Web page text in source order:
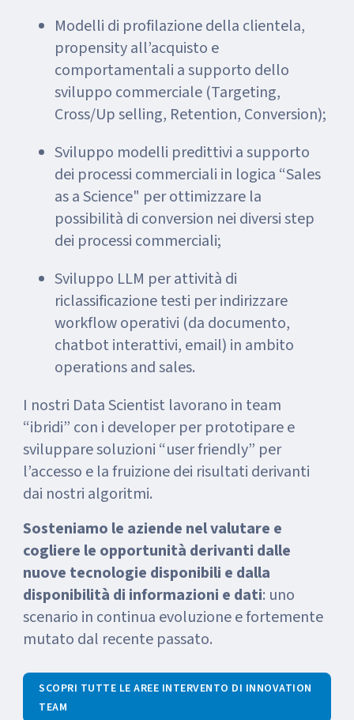
Modelli di profilazione della clientela,
propensity all’acquisto e
comportamentali a supporto dello
sviluppo commerciale (Targeting,
Cross/Up selling, Retention, Conversion);
Sviluppo modelli predittivi a supporto
dei processi commerciali in logica “Sales
as a Science" per ottimizzare la
possibilità di conversion nei diversi step
dei processi commerciali;
Sviluppo LLM per attività di
riclassificazione testi per indirizzare
workflow operativi (da documento,
chatbot interattivi, email) in ambito
operations and sales.
I nostri Data Scientist lavorano in team
“ibridi” con i developer per prototipare e
sviluppare soluzioni “user friendly” per
l’accesso e la fruizione dei risultati derivanti
dai nostri algoritmi.
Sosteniamo le aziende nel valutare e
cogliere le opportunità derivanti dalle
nuove tecnologie disponibili e dalla
disponibilità di informazioni e dati: uno
scenario in continua evoluzione e fortemente
mutato dal recente passato.
SCOPRI TUTTE LE AREE INTERVENTO DI INNOVATION
TEAM